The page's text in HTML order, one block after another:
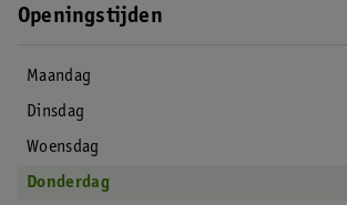
Openingstijden
Maandag
Dinsdag
Woensdag
Donderdag